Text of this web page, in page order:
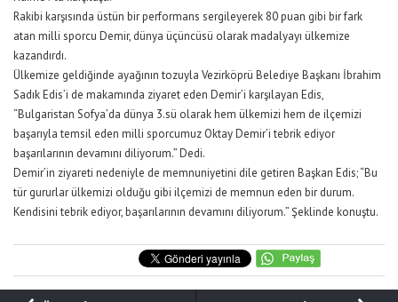
Rakibi karşısında üstün bir performans sergileyerek 80 puan gibi bir fark
atan milli sporcu Demir, dünya üçüncüsü olarak madalyayı ülkemize
kazandırdı.
Ülkemize geldiğinde ayağının tozuyla Vezirköprü Belediye Başkanı İbrahim
Sadık Edis’i de makamında ziyaret eden Demir’i karşılayan Edis,
“Bulgaristan Sofya’da dünya 3.sü olarak hem ülkemizi hem de ilçemizi
başarıyla temsil eden milli sporcumuz Oktay Demir’i tebrik ediyor
başarılarının devamını diliyorum.” Dedi.
Demir’in ziyareti nedeniyle de memnuniyetini dile getiren Başkan Edis; “Bu
tür gururlar ülkemizi olduğu gibi ilçemizi de memnun eden bir durum.
Kendisini tebrik ediyor, başarılarının devamını diliyorum.” Şeklinde konuştu.